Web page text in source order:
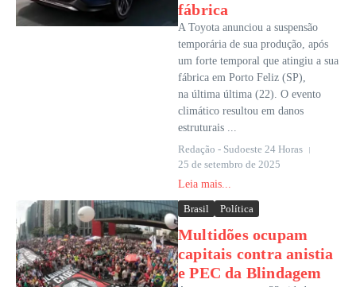
fábrica
A Toyota anunciou a suspensão
temporária de sua produção, após
um forte temporal que atingiu a sua
fábrica em Porto Feliz (SP),
na última última (22). O evento
climático resultou em danos
estruturais ...
Redação - Sudoeste 24 Horas
25 de setembro de 2025
Leia mais...
Brasil Política
Multidões ocupam
capitais contra anistia
e PEC da Blindagem